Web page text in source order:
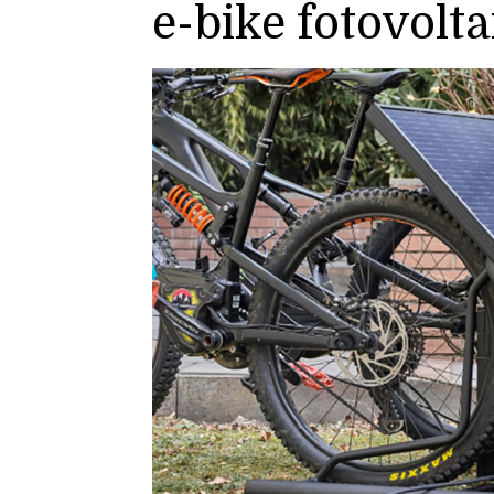
e-bike